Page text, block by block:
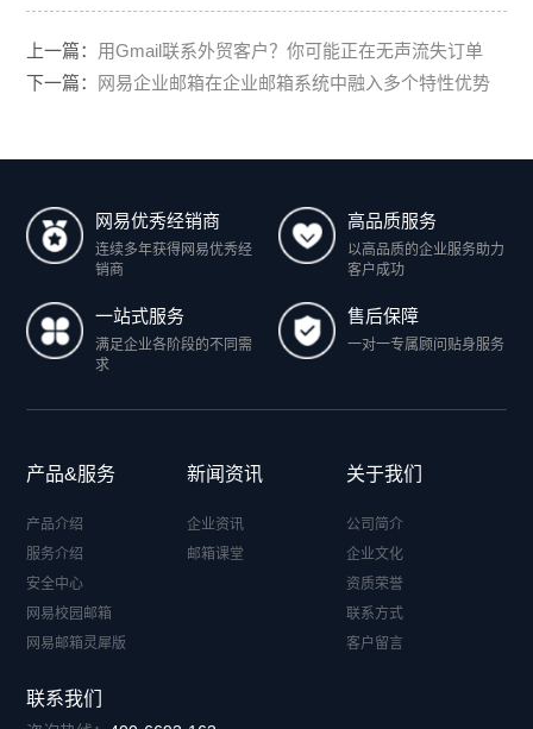
上一篇： 用Gmail联系外贸客户？你可能正在无声流失订单
下一篇： 网易企业邮箱在企业邮箱系统中融入多个特性优势
网易优秀经销商
连续多年获得网易优秀经
销商
高品质服务
以高品质的企业服务助力
客户成功
一站式服务
满足企业各阶段的不同需
求
售后保障
一对一专属顾问贴身服务
产品&服务
产品介绍
服务介绍
安全中心
网易校园邮箱
网易邮箱灵犀版
新闻资讯
企业资讯
邮箱课堂
关于我们
公司简介
企业文化
资质荣誉
联系方式
客户留言
联系我们